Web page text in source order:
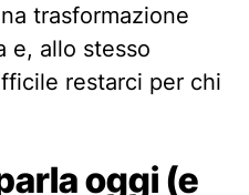
trasformazione
e, allo stesso
restarci per chi
oggi (e